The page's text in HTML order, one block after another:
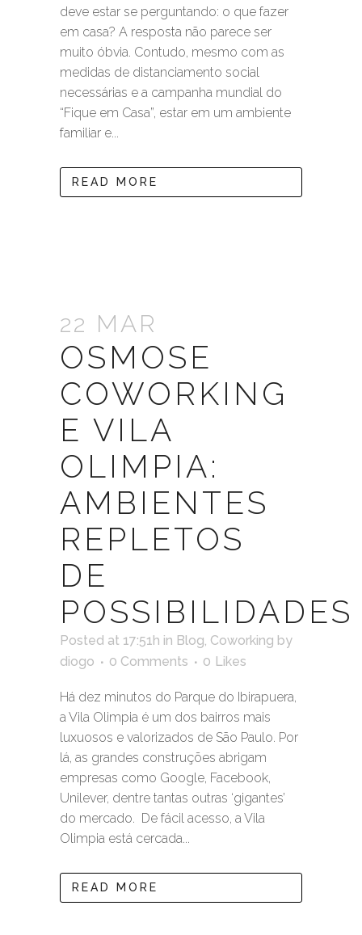
deve estar se perguntando: o que fazer
em casa? A resposta não parece ser
muito óbvia. Contudo, mesmo com as
medidas de distanciamento social
necessárias e a campanha mundial do
“Fique em Casa”, estar em um ambiente
familiar e...
READ MORE
22 MAR
OSMOSE
COWORKING
E VILA
OLIMPIA:
AMBIENTES
REPLETOS
DE
POSSIBILIDADES
Posted at 17:51h in Blog, Coworking by
diogo
0 Comments 0 Likes
Há dez minutos do Parque do Ibirapuera,
a Vila Olimpia é um dos bairros mais
luxuosos e valorizados de São Paulo. Por
lá, as grandes construções abrigam
empresas como Google, Facebook,
Unilever, dentre tantas outras ‘gigantes’
do mercado. De fácil acesso, a Vila
Olimpia está cercada...
READ MORE